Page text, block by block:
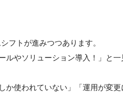
フトが進みつつあります。
ルやソリューション導入！」と
か使われていない」「運用が変